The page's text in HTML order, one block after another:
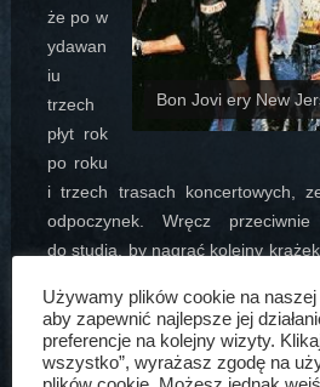
Bon Jovi ery New
że po w
ydawan
iu
trzech
płyt rok
po roku
i trzech trasach koncertowych,
odpoczynek. Wręcz
do studia, by nagrać kolejny
wykorzystany w lekko
„Sons Of Beaches” w
Po pewnym zastanowieniu,
Używamy plików cookie na naszej
aby zapewnić najlepsze jej
preferencje na kolejny wizyty.
wszystko”, wyrażasz zgodę na